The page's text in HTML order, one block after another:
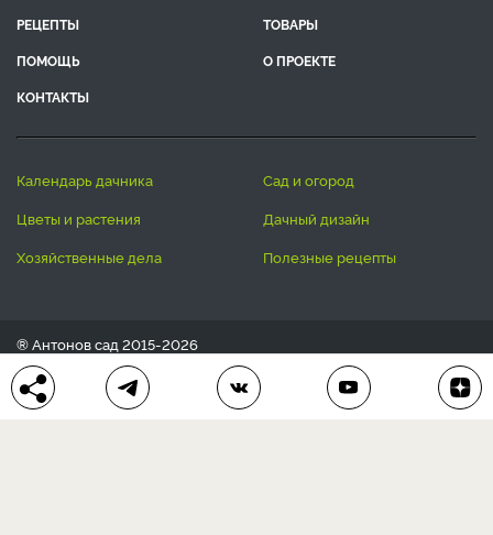
РЕЦЕПТЫ
ТОВАРЫ
ПОМОЩЬ
О ПРОЕКТЕ
КОНТАКТЫ
календарь дачника
сад и огород
цветы и растения
дачный дизайн
хозяйственные дела
полезные рецепты
® Антонов сад 2015-2026
Политика конфиденциальности
Пользовательское соглашение